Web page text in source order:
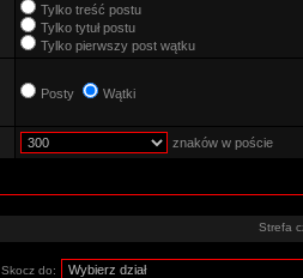
Tylko treść postu
Tylko tytuł postu
Tylko pierwszy post wątku
Posty Wątki
znaków w poście
Strefa
Skocz do: